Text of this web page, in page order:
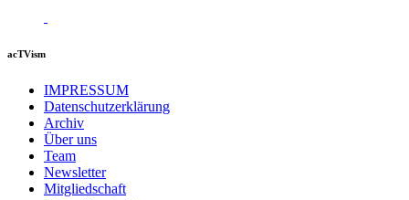
acTVism
IMPRESSUM
Datenschutzerklärung
Archiv
Über uns
Team
Newsletter
Mitgliedschaft